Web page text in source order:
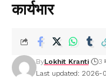
कार्यभार
Last updated: 2026-
ByLokhit Kranti 3